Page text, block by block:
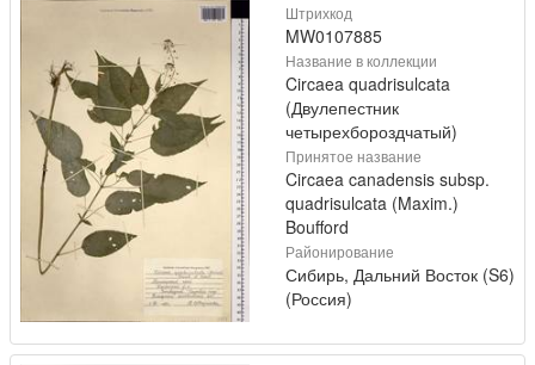
Штрихкод
MW0107885
Название в коллекции
Circaea quadrisulcata
(Двулепестник
четырехбороздчатый)
Принятое название
Circaea canadensis subsp.
quadrisulcata (Maxim.)
Boufford
Районирование
Сибирь, Дальний Восток (S6)
(Россия)